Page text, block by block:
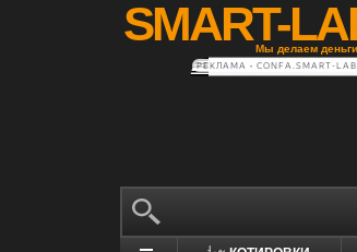
SMART-
Мы делаем
РЕКЛАМА • CONFA.SMART-